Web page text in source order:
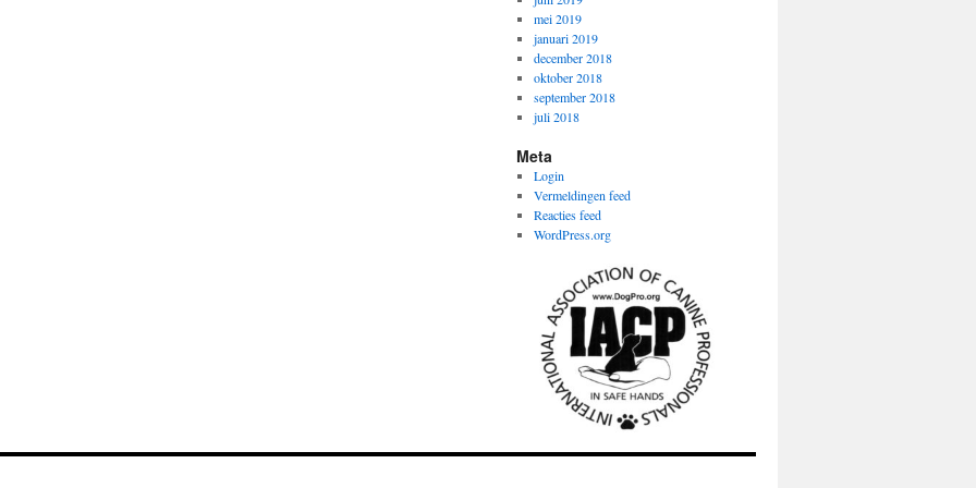
mei 2019
januari 2019
december 2018
oktober 2018
september 2018
juli 2018
Meta
Login
Vermeldingen feed
Reacties feed
WordPress.org